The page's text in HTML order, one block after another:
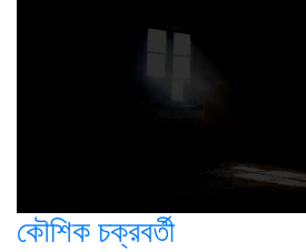
কৌশিক চক্রবর্তী